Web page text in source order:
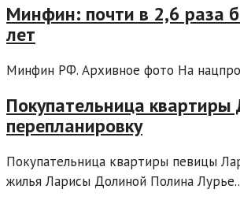
Минфин: почти в 2,6 раза
лет
Минфин РФ. Архивное фото На
Покупательница
перепланировку
Покупательница квартиры певицы
жилья Ларисы Долиной Полина